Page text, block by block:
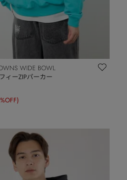
WIDE BOWL
ィーZIPパーカー